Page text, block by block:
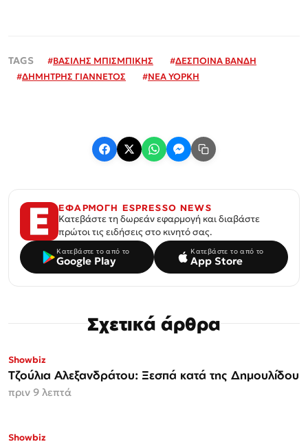
#ΒΑΣΙΛΗΣ ΜΠΙΣΜΠΙΚΗΣ #ΔΕΣΠΟΙΝΑ ΒΑΝΔΗ
#ΔΗΜΗΤΡΗΣ ΓΙΑΝΝΕΤΟΣ #ΝΕΑ ΥΟΡΚΗ
ΕΦΑΡΜΟΓΗ ESPRESSO NEWS
Κατεβάστε τη δωρεάν εφαρμογή και διαβάστε
πρώτοι τις ειδήσεις στο κινητό σας.
Κατεβάστε το από το
Google Play
Κατεβάστε το από το
App Store
Σχετικά άρθρα
Showbiz
Τζούλια Αλεξανδράτου: Ξεσπά κατά της Δημουλίδου
πριν 9 λεπτά
Showbiz